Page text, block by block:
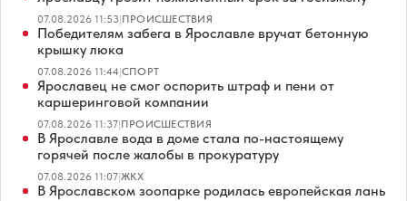
07.08.2026 11:53|ПРОИСШЕСТВИЯ
Победителям забега в Ярославле вручат бетонную
крышку люка
07.08.2026 11:44|СПОРТ
Ярославец не смог оспорить штраф и пени от
каршеринговой компании
07.08.2026 11:37|ПРОИСШЕСТВИЯ
В Ярославле вода в доме стала по-настоящему
горячей после жалобы в прокуратуру
07.08.2026 11:07|ЖКХ
В Ярославском зоопарке родилась европейская лань